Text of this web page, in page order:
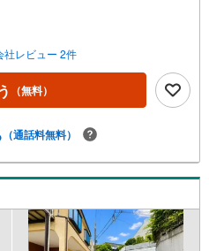
ム更新中！* ・マイホーム購入に
ームツアー公開中 ・嬉しいプレ
*LINE友だち募集中！* ・個人情
ット掲載よりも早い最速情報 ・
売予定情報等もお届け ・Amazon
中●・・・○・・・●・・・○ キッ
東日本ハウジングまで■【営業時間
ております。ぜひお気軽にご連絡
る場合は「室内・現地を見学する
希望の日時をご記入いただけます
能です。
社レビュー 2件
（無料）
（通話料無料）